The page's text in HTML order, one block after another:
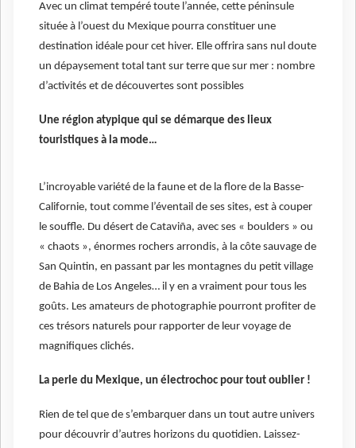
Avec un climat tempéré toute l’année, cette péninsule
située à l’ouest du Mexique pourra constituer une
destination idéale pour cet hiver. Elle offrira sans nul doute
un dépaysement total tant sur terre que sur mer : nombre
d’activités et de découvertes sont possibles
Une région atypique qui se démarque des lieux
touristiques à la mode…
L’incroyable variété de la faune et de la flore de la Basse-
Californie, tout comme l’éventail de ses sites, est à couper
le souffle. Du désert de Cataviña, avec ses « boulders » ou
« chaots », énormes rochers arrondis, à la côte sauvage de
San Quintin, en passant par les montagnes du petit village
de Bahia de Los Angeles… il y en a vraiment pour tous les
goûts. Les amateurs de photographie pourront profiter de
ces trésors naturels pour rapporter de leur voyage de
magnifiques clichés.
La perle du Mexique, un électrochoc pour tout oublier !
Rien de tel que de s’embarquer dans un tout autre univers
pour découvrir d’autres horizons du quotidien. Laissez-